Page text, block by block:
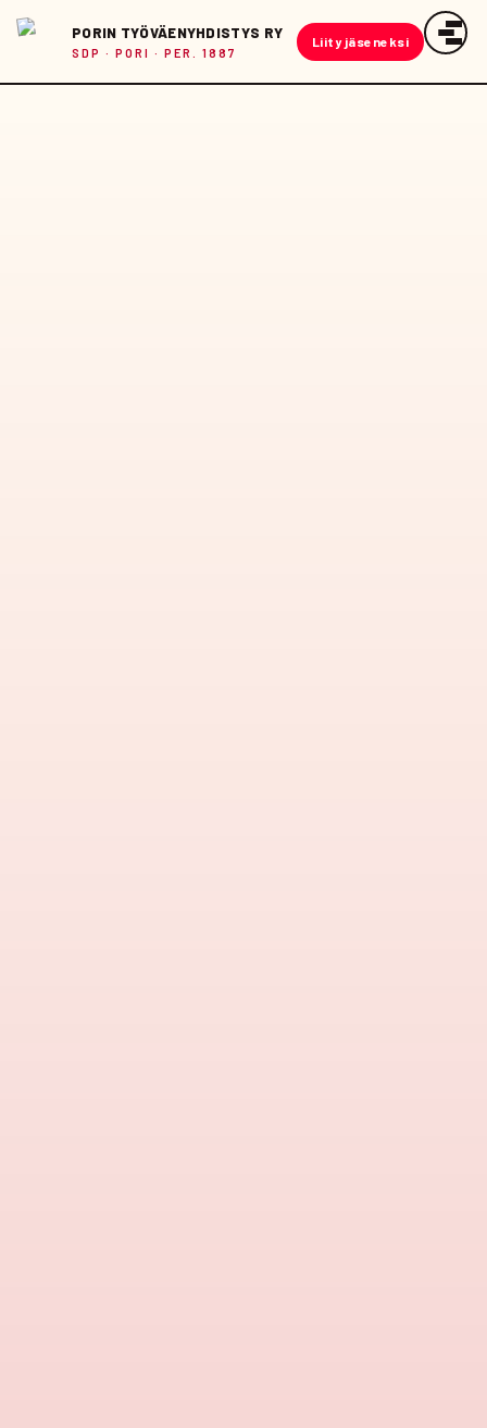
Siirry
sisältöön
PORIN TYÖVÄENYHDISTYS RY
SDP · PORI · PER. 1887
Liity jäseneksi